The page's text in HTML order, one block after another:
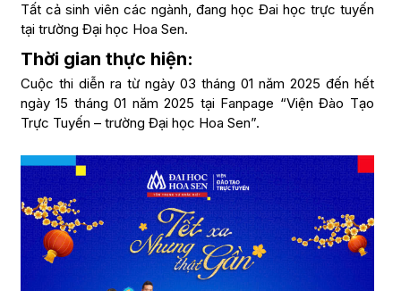
Tất cả sinh viên các ngành, đang học Đai học trực tuyến
tại trường Đại học Hoa Sen.
Thời gian thực hiện:
Cuộc thi diễn ra từ ngày 03 tháng 01 năm 2025 đến hết
ngày 15 tháng 01 năm 2025 tại Fanpage “Viện Đào Tạo
Trực Tuyến – trường Đại học Hoa Sen”.